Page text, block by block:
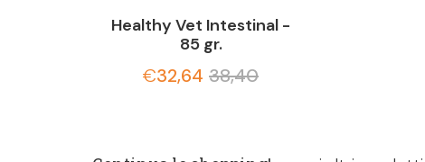
Healthy Vet Intestinal -
85 gr.
€32,64 38,40